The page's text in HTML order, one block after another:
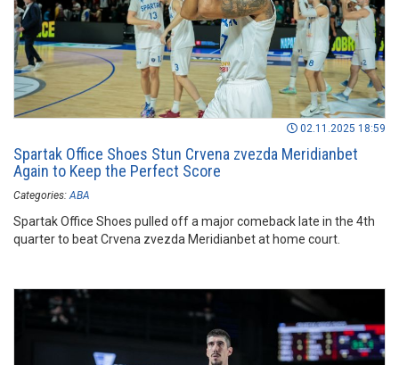
02.11.2025 18:59
Spartak Office Shoes Stun Crvena zvezda Meridianbet
Again to Keep the Perfect Score
Categories: ABA
Spartak Office Shoes pulled off a major comeback late in the 4th
quarter to beat Crvena zvezda Meridianbet at home court.